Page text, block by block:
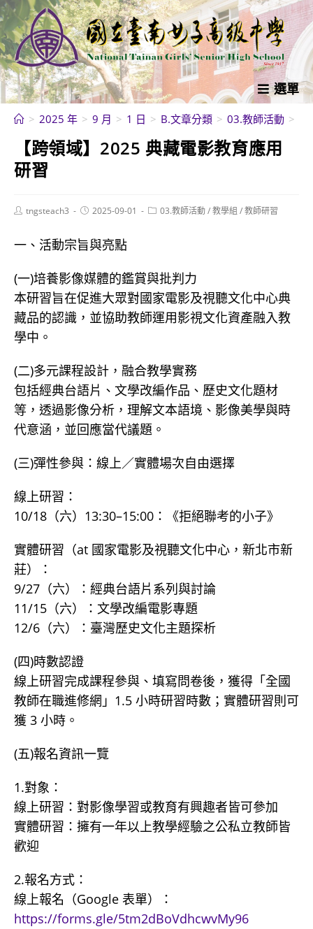
跳
轉
至
主
要
內
選單
> 2025 年 > 9 月 > 1 日 > B.文章分類 > 03.教師活動 >
【跨領域】2025 典藏電影教育應用
研習
Posttngsteach3
Post2025-09-01
Post03.教師活動/教學組 /教師研習
一、活動宗旨與亮點
(一)培養影像媒體的鑑賞與批判力
本研習旨在促進大眾對國家電影及視聽文化中心典
藏品的認識，並協助教師運用影視文化資產融入教
學中。
(二)多元課程設計，融合教學實務
包括經典台語片、文學改編作品、歷史文化題材
等，透過影像分析，理解文本語境、影像美學與時
代意涵，並回應當代議題。
(三)彈性參與：線上／實體場次自由選擇
線上研習：
10/18（六）13:30–15:00：《拒絕聯考的小子》
實體研習（at 國家電影及視聽文化中心，新北市新
莊）：
9/27（六）：經典台語片系列與討論
11/15（六）：文學改編電影專題
12/6（六）：臺灣歷史文化主題探析
(四)時數認證
線上研習完成課程參與、填寫問卷後，獲得「全國
教師在職進修網」1.5 小時研習時數；實體研習則可
獲 3 小時。
(五)報名資訊一覽
1.對象：
線上研習：對影像學習或教育有興趣者皆可參加
實體研習：擁有一年以上教學經驗之公私立教師皆
歡迎
2.報名方式：
線上報名（Google 表單）：
https://forms.gle/5tm2dBoVdhcwvMy96